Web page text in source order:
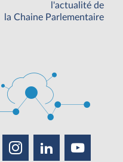
l'actualité de
la Chaine Parlementaire